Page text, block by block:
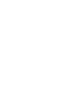
Huỳnh
Quy